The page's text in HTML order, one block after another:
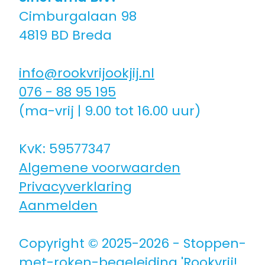
Coaching icm kinderwens | zwanger
Voor jongeren
Voor de zorg | bedrijven
Voor coaches
Cimburgalaan 98
4819 BD Breda
info@rookvrijookjij.nl
076 - 88 95 195
(ma-vrij | 9.00 tot 16.00 uur)
KvK: 59577347
Algemene voorwaarden
Privacyverklaring
Aanmelden
Copyright © 2025-2026 - Stoppen-